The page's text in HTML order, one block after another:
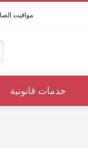
مواقيت
خدمات قانونية